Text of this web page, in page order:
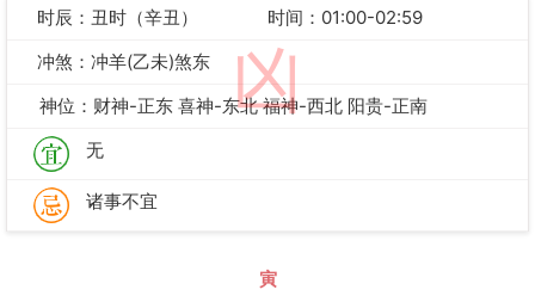
凶
时辰：丑时（辛丑）
时间：01:00-02:59
冲煞：冲羊(乙未)煞东
神位：财神-正东 喜神-东北 福神-西北 阳贵-正南
无
诸事不宜
寅